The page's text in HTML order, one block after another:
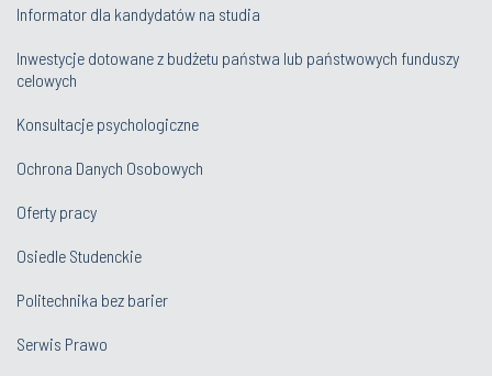
Informator dla kandydatów na studia
Inwestycje dotowane z budżetu państwa lub państwowych funduszy
celowych
Konsultacje psychologiczne
Ochrona Danych Osobowych
Oferty pracy
Osiedle Studenckie
Politechnika bez barier
Serwis Prawo